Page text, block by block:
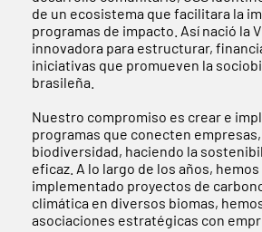
de un ecosistema que facilitara la
programas de impacto. Así nació la
innovadora para estructurar,
iniciativas que promueven la
brasileña.
Nuestro compromiso es crear e
programas que conecten
biodiversidad, haciendo la
eficaz. A lo largo de los años,
implementado proyectos de
climática en diversos biomas,
asociaciones estratégicas con